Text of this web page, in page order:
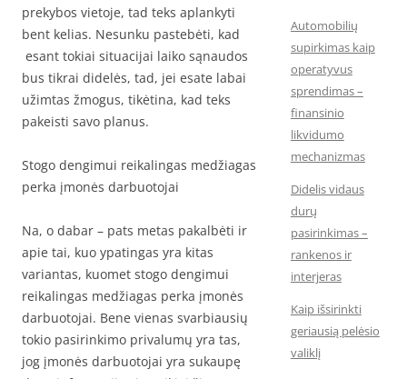
prekybos vietoje, tad teks aplankyti
bent kelias. Nesunku pastebėti, kad
esant tokiai situacijai laiko sąnaudos
bus tikrai didelės, tad, jei esate labai
užimtas žmogus, tikėtina, kad teks
pakeisti savo planus.
Stogo dengimui reikalingas medžiagas
perka įmonės darbuotojai
Na, o dabar – pats metas pakalbėti ir
apie tai, kuo ypatingas yra kitas
variantas, kuomet stogo dengimui
reikalingas medžiagas perka įmonės
darbuotojai. Bene vienas svarbiausių
tokio pasirinkimo privalumų yra tas,
jog įmonės darbuotojai yra sukaupę
Automobilių
supirkimas kaip
operatyvus
sprendimas –
finansinio
likvidumo
mechanizmas
Didelis vidaus
durų
pasirinkimas –
rankenos ir
interjeras
Kaip išsirinkti
geriausią pelėsio
valiklį